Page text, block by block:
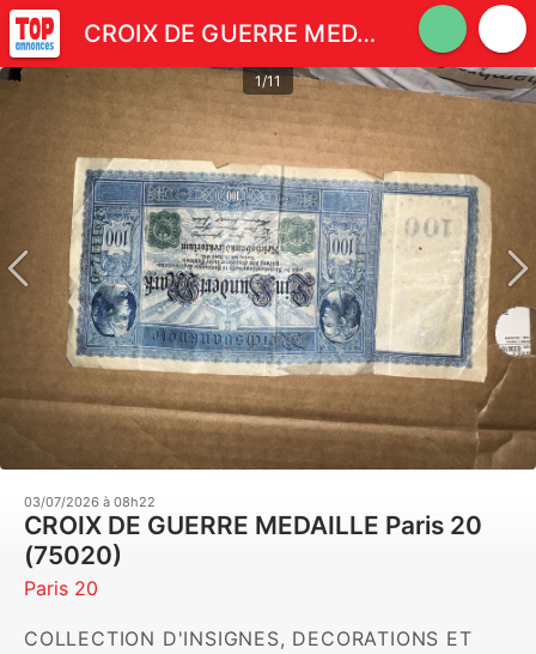
CROIX DE GUERRE MEDAILLE
1/11
03/07/2026 à 08h22
CROIX DE GUERRE MEDAILLE Paris 20
(75020)
Paris 20
COLLECTION D'INSIGNES, DECORATIONS ET